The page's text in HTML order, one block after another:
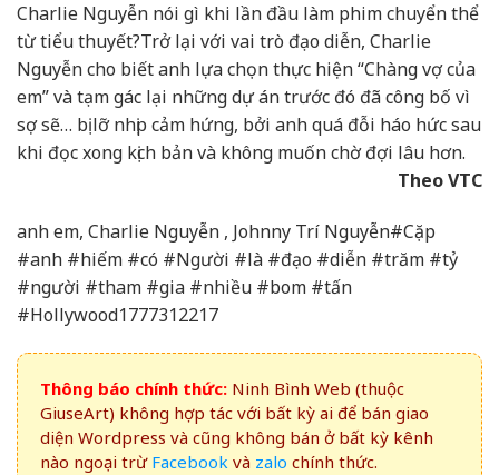
Charlie Nguyễn nói gì khi lần đầu làm phim chuyển thể
từ tiểu thuyết?Trở lại với vai trò đạo diễn, Charlie
Nguyễn cho biết anh lựa chọn thực hiện “Chàng vợ của
em” và tạm gác lại những dự án trước đó đã công bố vì
sợ sẽ… bị lỡ nhịp cảm hứng, bởi anh quá đỗi háo hức sau
khi đọc xong kịch bản và không muốn chờ đợi lâu hơn.
Theo VTC
anh em, Charlie Nguyễn , Johnny Trí Nguyễn#Cặp
#anh #hiếm #có #Người #là #đạo #diễn #trăm #tỷ
#người #tham #gia #nhiều #bom #tấn
#Hollywood1777312217
Thông báo chính thức: Ninh Bình Web (thuộc
GiuseArt) không hợp tác với bất kỳ ai để bán giao
diện Wordpress và cũng không bán ở bất kỳ kênh
nào ngoại trừ Facebook và zalo chính thức.